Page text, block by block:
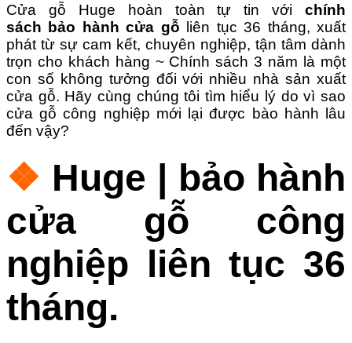
Cửa gỗ Huge hoàn toàn tự tin với chính
sách bảo hành cửa gỗ liên tục 36 tháng, xuất
phát từ sự cam kết, chuyên nghiệp, tận tâm dành
trọn cho khách hàng ~ Chính sách 3 năm là một
con số không tưởng đối với nhiều nhà sản xuất
cửa gỗ. Hãy cùng chúng tôi tìm hiểu lý do vì sao
cửa gỗ công nghiệp mới lại được bào hành lâu
đến vậy?
❖ Huge | bảo hành
cửa gỗ công
nghiệp liên tục 36
tháng.